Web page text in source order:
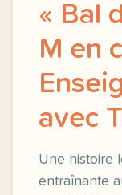
« Bal
M en
avec
Une histoire
entraînante